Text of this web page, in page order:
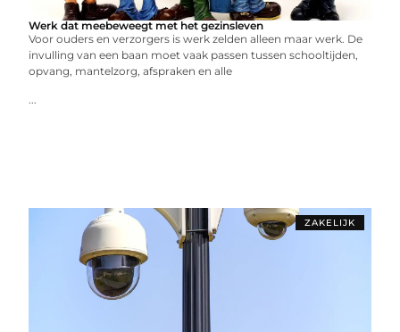
Werk dat meebeweegt met het gezinsleven
Voor ouders en verzorgers is werk zelden alleen maar werk. De
invulling van een baan moet vaak passen tussen schooltijden,
opvang, mantelzorg, afspraken en alle
...
ZAKELIJK